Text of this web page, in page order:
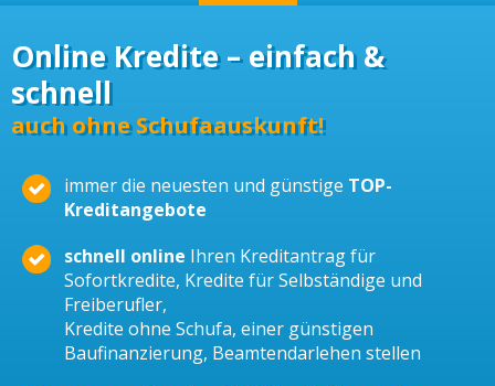
Online Kredite – einfach &
schnell
auch ohne Schufaauskunft!
immer die neuesten und günstige TOP-
Kreditangebote
schnell online Ihren Kreditantrag für
Sofortkredite, Kredite für Selbständige und
Freiberufler,
Kredite ohne Schufa, einer günstigen
Baufinanzierung, Beamtendarlehen stellen